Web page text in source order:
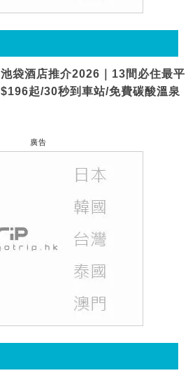
池袋酒店推介2026｜13間必住最平
$196起/30秒到車站/免費碳酸溫泉
廣告